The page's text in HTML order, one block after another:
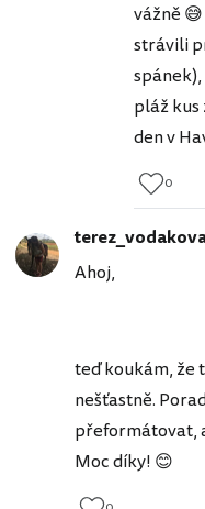
vážně
strávili
pláž kus
den v
0
Ahoj,
teď koukám, že
nešťastně.
přeformátovat,
Moc díky! 😊